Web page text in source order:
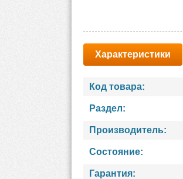
Характеристики
Код товара:
Раздел:
Производитель:
Состояние:
Гарантия: